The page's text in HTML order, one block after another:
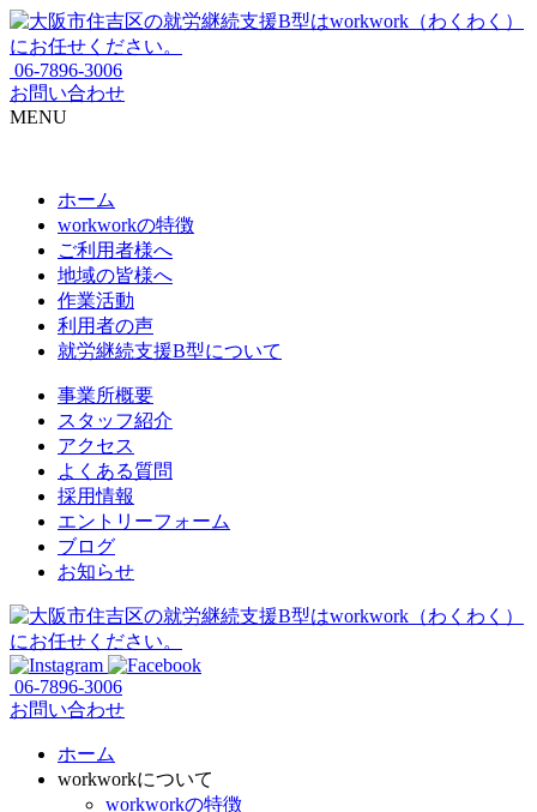
06-7896-3006
お問い合わせ
MENU
ホーム
workworkの特徴
ご利用者様へ
地域の皆様へ
作業活動
利用者の声
就労継続支援B型について
事業所概要
スタッフ紹介
アクセス
よくある質問
採用情報
エントリーフォーム
ブログ
お知らせ
06-7896-3006
お問い合わせ
ホーム
workworkについて
workworkの特徴